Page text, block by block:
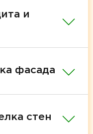
и
фасада
стен